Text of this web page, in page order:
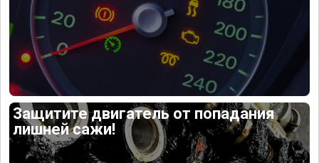
Защитите двигатель от попадания
лишней сажи!